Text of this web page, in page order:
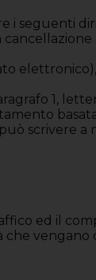
seguenti
1,
scrivere
ed il
che vengano